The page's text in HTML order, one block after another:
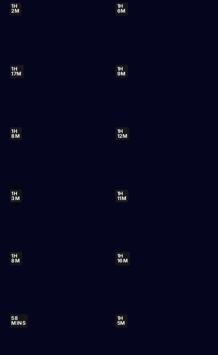
1H
2M
1H
6M
1H
17M
1H
9M
1H
8M
1H
12M
1H
3M
1H
11M
1H
8M
1H
16M
58
MINS
1H
5M